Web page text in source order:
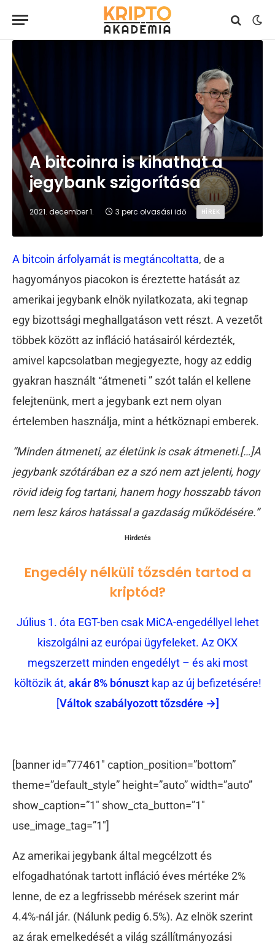
A bitcoinra is kihathat a
jegybank szigorítása
2021. december 1. 3 perc olvasási idő HÍREK
A bitcoin árfolyamát is megtáncoltatta, de a
hagyományos piacokon is éreztette hatását az
amerikai jegybank elnök nyilatkozata, aki tegnap
egy bizottsági meghallgatáson vett részt. A vezetőt
többek között az infláció hatásairól kérdezték,
amivel kapcsolatban megjegyezte, hogy az eddig
gyakran használt “átmeneti ” szót talán el kellene
felejtenünk, mert a jegybank ezt nem olyan
értelemben használja, mint a hétköznapi emberek.
“Minden átmeneti, az életünk is csak átmeneti.[…]A
jegybank szótárában ez a szó nem azt jelenti, hogy
rövid ideig fog tartani, hanem hogy hosszabb távon
nem lesz káros hatással a gazdaság működésére.”
Hirdetés
Engedély nélküli tőzsdén tartod a
kriptód?
Július 1. óta EGT-ben csak MiCA-engedéllyel lehet
kiszolgálni az európai ügyfeleket. Az OKX
megszerzett minden engedélyt – és aki most
költözik át, akár 8% bónusztkap az új befizetésére!
[Váltok szabályozott tőzsdére →]
[banner id=”77461″ caption_position=”bottom”
theme=”default_style” height=”auto” width=”auto”
show_caption=”1″ show_cta_button=”1″
use_image_tag=”1″]
Az amerikai jegybank által megcélzott és
elfogadhatónak tartott infláció éves mértéke 2%
lenne, de ez a legfrissebb mérések szerint már
4.4%-nál jár. (Nálunk pedig 6.5%). Az elnök szerint
az árak emelkedését a világ szállítmányozási